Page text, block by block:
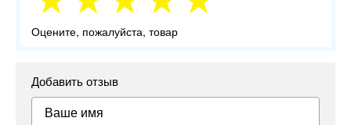
Оцените, пожалуйста, товар
Добавить отзыв
Ваше имя